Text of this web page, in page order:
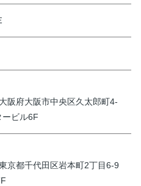
阪府大阪市中央区久太郎町4-
ービル6F
京都千代田区岩本町2丁目6-9